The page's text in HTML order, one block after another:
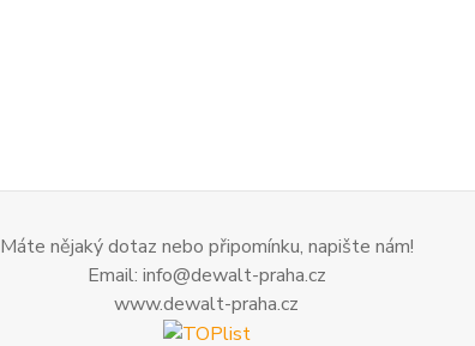
Máte nějaký dotaz nebo připomínku, napište nám!
Email: info@dewalt-praha.cz
www.dewalt-praha.cz